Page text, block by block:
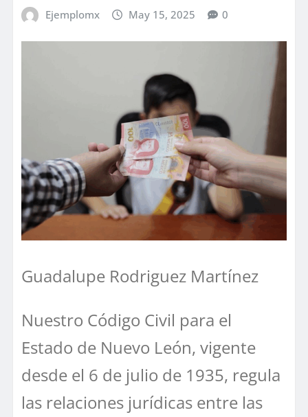
Ejemplomx May 15, 2025 0
Guadalupe Rodriguez Martínez
Nuestro Código Civil para el
Estado de Nuevo León, vigente
desde el 6 de julio de 1935, regula
las relaciones jurídicas entre las